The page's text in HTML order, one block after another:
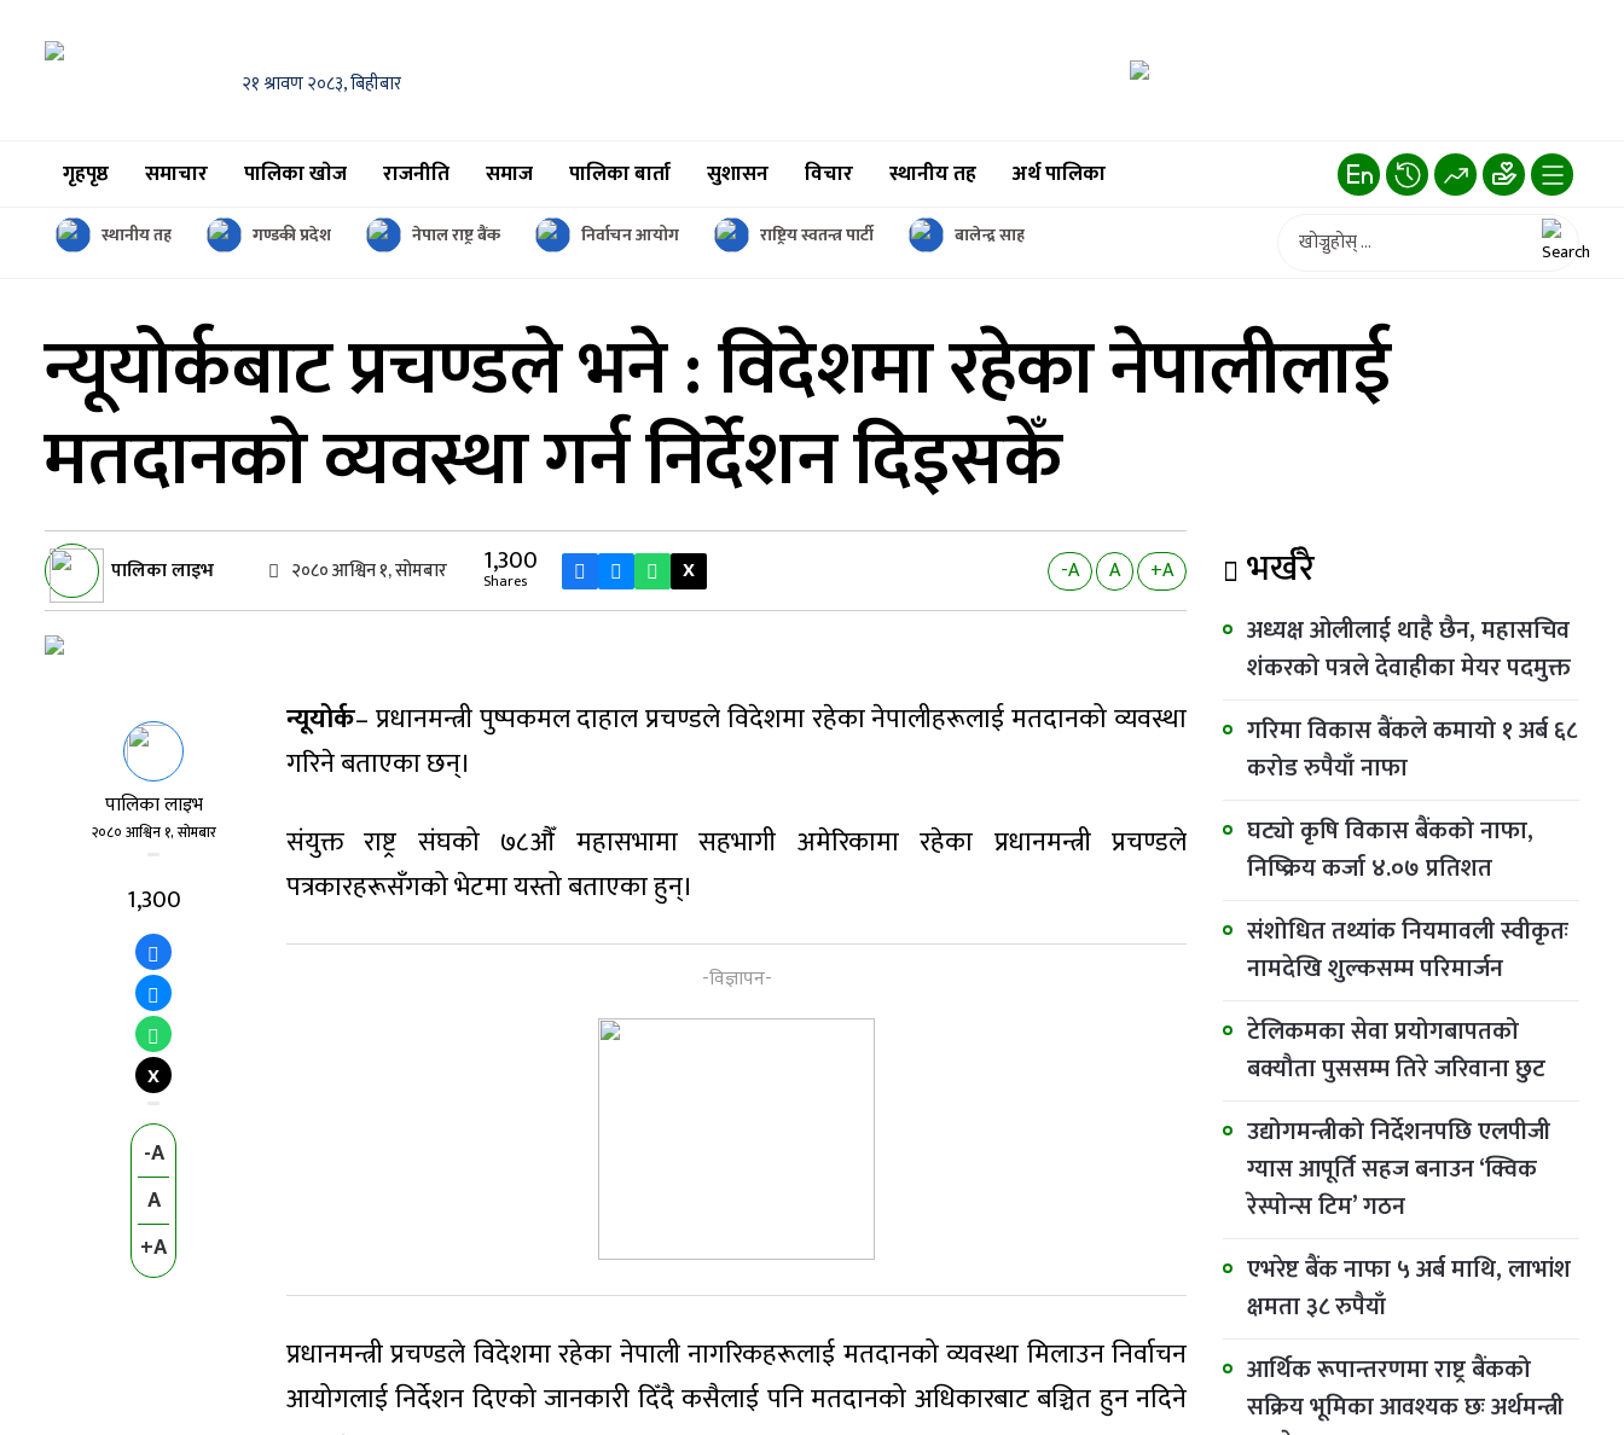
२१ श्रावण २०८३, बिहीबार
गृहपृष्ठ समाचार पालिका खाेज राजनीति समाज पालिका बार्ता सुशासन विचार स्थानीय तह अर्थ पालिका
स्थानीय तह गण्डकी प्रदेश नेपाल राष्ट्र बैंक निर्वाचन आयोग राष्ट्रिय स्वतन्त्र पार्टी बालेन्द्र साह
न्यूयोर्कबाट प्रचण्डले भने: विदेशमा रहेका नेपालीलाई
मतदानको व्यवस्था गर्न निर्देशन दिइसकेँ
पालिका लाइभ २०८० आश्विन १, सोमबार 1,300
Shares X -A A +A
पालिका लाइभ
२०८० आश्विन १, सोमबार
1,300
X
-A
A
+A
न्यूयोर्क– प्रधानमन्त्री पुष्पकमल दाहाल प्रचण्डले विदेशमा रहेका नेपालीहरूलाई मतदानको व्यवस्था
गरिने बताएका छन्।
संयुक्त राष्ट्र संघको ७८औँ महासभामा सहभागी अमेरिकामा रहेका प्रधानमन्त्री प्रचण्डले
पत्रकारहरूसँगको भेटमा यस्तो बताएका हुन्।
प्रधानमन्त्री प्रचण्डले विदेशमा रहेका नेपाली नागरिकहरूलाई मतदानको व्यवस्था मिलाउन निर्वाचन
आयोगलाई निर्देशन दिएको जानकारी दिँदै कसैलाई पनि मतदानको अधिकारबाट बञ्चित हुन नदिने
भर्खरै
अध्यक्ष ओलीलाई थाहै छैन, महासचिव
शंकरको पत्रले देवाहीका मेयर पदमुक्त
गरिमा विकास बैंकले कमायो १ अर्ब ६८
करोड रुपैयाँ नाफा
घट्यो कृषि विकास बैंकको नाफा,
निष्क्रिय कर्जा ४.०७ प्रतिशत
संशोधित तथ्यांक नियमावली स्वीकृतः
नामदेखि शुल्कसम्म परिमार्जन
टेलिकमका सेवा प्रयोगबापतको
बक्यौता पुससम्म तिरे जरिवाना छुट
उद्योगमन्त्रीको निर्देशनपछि एलपीजी
ग्यास आपूर्ति सहज बनाउन ‘क्विक
रेस्पोन्स टिम’ गठन
एभरेष्ट बैंक नाफा ५ अर्ब माथि, लाभांश
क्षमता ३८ रुपैयाँ
आर्थिक रूपान्तरणमा राष्ट्र बैंकको
सक्रिय भूमिका आवश्यक छः अर्थमन्त्री